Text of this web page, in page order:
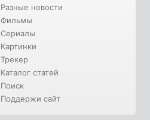
Разные новости
Фильмы
Сериалы
Картинки
Трекер
Каталог статей
Поиск
Поддержи сайт